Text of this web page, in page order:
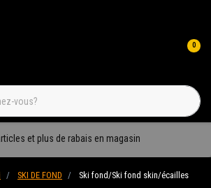
0
et plus de rabais en magasin
SKI DE FOND Ski fond/Ski fond skin/écailles